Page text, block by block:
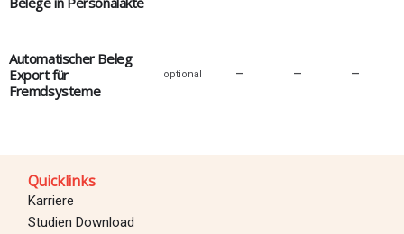
Automatischer Beleg
Export für
Fremdsysteme
optional – – –
Quicklinks
Karriere
Studien Download